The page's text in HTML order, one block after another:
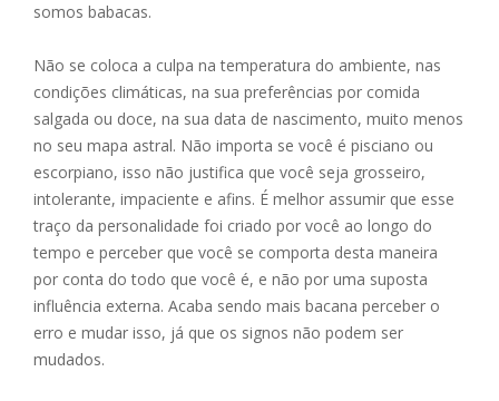
somos babacas.
Não se coloca a culpa na temperatura do ambiente, nas
condições climáticas, na sua preferências por comida
salgada ou doce, na sua data de nascimento, muito menos
no seu mapa astral. Não importa se você é pisciano ou
escorpiano, isso não justifica que você seja grosseiro,
intolerante, impaciente e afins. É melhor assumir que esse
traço da personalidade foi criado por você ao longo do
tempo e perceber que você se comporta desta maneira
por conta do todo que você é, e não por uma suposta
influência externa. Acaba sendo mais bacana perceber o
erro e mudar isso, já que os signos não podem ser
mudados.